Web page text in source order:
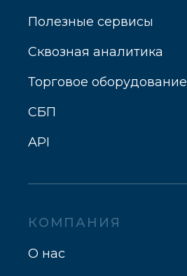
Полезные сервисы
Сквозная аналитика
Торговое оборудование
СБП
API
КОМПАНИЯ
О нас